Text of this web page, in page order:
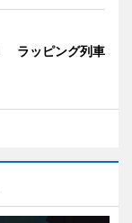
ラッピング列車